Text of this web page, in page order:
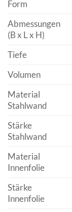
Form
Abmessungen
(B x L x H)
Tiefe
Volumen
Material
Stahlwand
Stärke
Stahlwand
Material
Innenfolie
Stärke
Innenfolie